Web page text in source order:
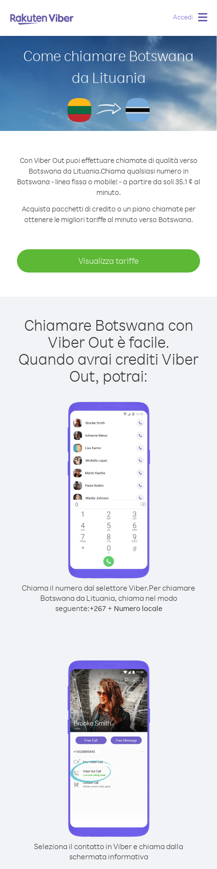
Accedi
Come chiamare Botswana
da Lituania
Con Viber Out puoi effettuare chiamate di qualità verso
Botswana da Lituania.Chiama qualsiasi numero in
Botswana - linea fissa o mobile! - a partire da soli 35.1 ¢ al
minuto.
Acquista pacchetti di credito o un piano chiamate per
ottenere le migliori tariffe al minuto verso Botswana.
Visualizza tariffe
Chiamare Botswana con
Viber Out è facile.
Quando avrai crediti Viber
Out, potrai:
Chiama il numero dal selettore Viber.Per chiamare
Botswana da Lituania, chiama nel modo
seguente:+267+ Numero locale
Seleziona il contatto in Viber e chiama dalla
schermata informativa